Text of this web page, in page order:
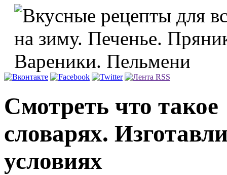
Смотреть что
словарях.
условиях